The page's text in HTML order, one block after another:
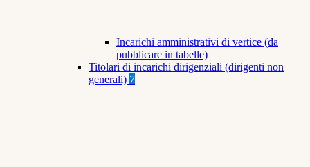
Incarichi amministrativi di vertice (da
pubblicare in tabelle)
Titolari di incarichi dirigenziali (dirigenti non
generali) 7